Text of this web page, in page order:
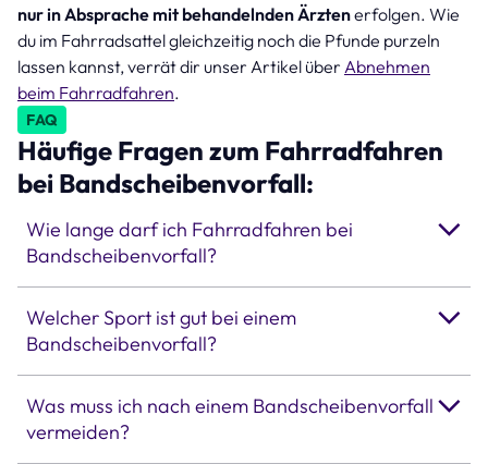
nur in Absprache mit behandelnden Ärztenerfolgen. Wie
du im Fahrradsattel gleichzeitig noch die Pfunde purzeln
lassen kannst, verrät dir unser Artikel über Abnehmen
beim Fahrradfahren.
FAQ
Häufige Fragen zum Fahrradfahren
bei Bandscheibenvorfall:
Wie lange darf ich Fahrradfahren bei
Bandscheibenvorfall?
Welcher Sport ist gut bei einem
Bandscheibenvorfall?
Was muss ich nach einem Bandscheibenvorfall
vermeiden?